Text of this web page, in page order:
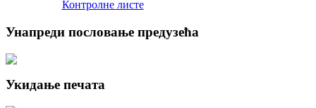
Контролне листе
Унапреди пословање предузећа
Укидање печата